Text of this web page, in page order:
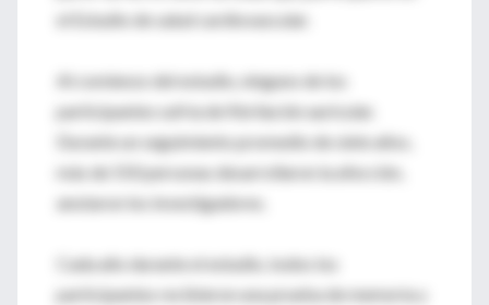
el Estudio de salud cardiovascular.
Al comienzo del estudio, ninguno de los
participantes sufría de fibrilación auricular.
Durante un seguimiento promedio de siete años,
más de 550 personas desarrollaron la afección,
anotaron los investigadores.
Cada año durante el estudio, todos los
participantes recibieron una prueba de memoria y